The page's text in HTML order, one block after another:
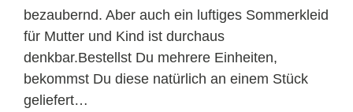
bezaubernd. Aber auch ein luftiges Sommerkleid
für Mutter und Kind ist durchaus
denkbar.Bestellst Du mehrere Einheiten,
bekommst Du diese natürlich an einem Stück
geliefert…